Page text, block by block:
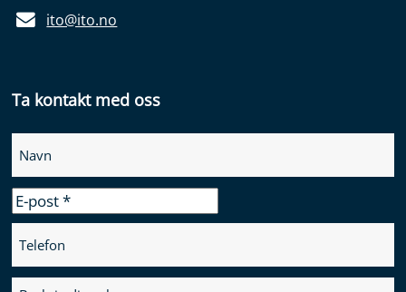
ito@ito.no
Ta kontakt med oss